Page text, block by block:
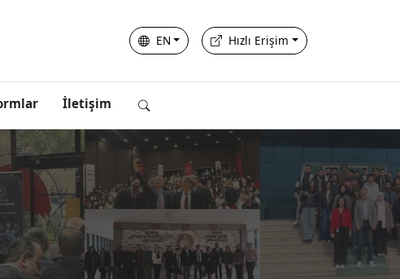
EN Hızlı Erişim
İletişim